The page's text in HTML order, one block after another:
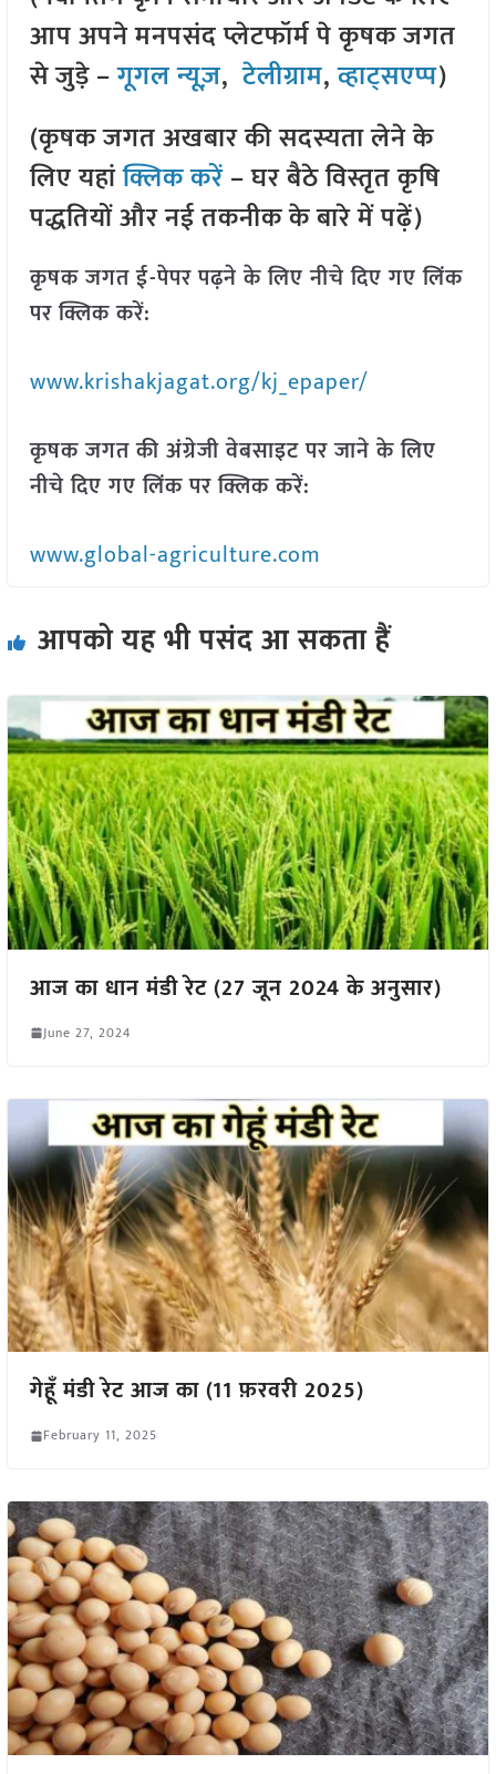
आप अपने मनपसंद प्लेटफॉर्म पे कृषक जगत
से जुड़े –गूगल न्यूज़,टेलीग्राम,व्हाट्सएप्प)
(कृषक जगत अखबार की सदस्यता लेने के
लिए यहांक्लिक करें– घर बैठे विस्तृत कृषि
पद्धतियों और नई तकनीक के बारे में पढ़ें)
कृषक जगत ई-पेपर पढ़ने के लिए नीचे दिए गए लिंक
पर क्लिक करें:
www.krishakjagat.org/kj_epaper/
कृषक जगत की अंग्रेजी वेबसाइट पर जाने के लिए
नीचे दिए गए लिंक पर क्लिक करें:
www.global-agriculture.com
आपको यह भी पसंद आ सकता हैं
आज का धान मंडी रेट (27 जून 2024 के अनुसार)
June 27, 2024
गेहूँ मंडी रेट आज का (11 फ़रवरी 2025)
February 11, 2025